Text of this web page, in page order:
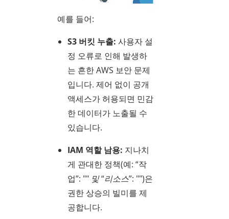
예를 들어:
S3 버킷 누출: 사용자 설
정 오류로 인해 발생하
는 흔한 AWS 보안 문제
입니다. 제어 없이 공개
액세스가 허용되면 민감
한 데이터가 노출될 수
있습니다.
IAM 역할 남용: 지나치
게 관대한 정책(예: “작
업”: "" 및 “리소스”: "")은
권한 상승의 빌미를 제
공합니다.